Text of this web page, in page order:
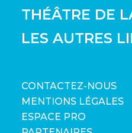
THÉÂTRE DE
LES AUTRES
CONTACTEZ-NOUS
MENTIONS LÉGALES
ESPACE PRO